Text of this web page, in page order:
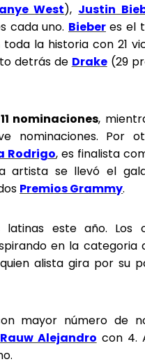
West), Justin
cada uno. Bieberes el
toda la historia con 21
detrás de Drake(29
11 nominaciones,
nominaciones. Por
Rodrigo, es finalista
artista se llevó el
Premios Grammy.
este año. Los
en la categoria
alista gira por su
mayor número de
Rauw Alejandro con 4.